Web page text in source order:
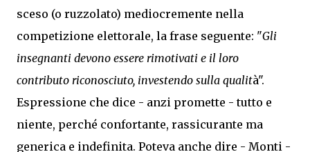
sceso (o ruzzolato) mediocremente nella
competizione elettorale, la frase seguente: "Gli
insegnanti devono essere rimotivati e il loro
contributo riconosciuto, investendo sulla qualità".
Espressione che dice - anzi promette - tutto e
niente, perché confortante, rassicurante ma
generica e indefinita. Poteva anche dire - Monti -